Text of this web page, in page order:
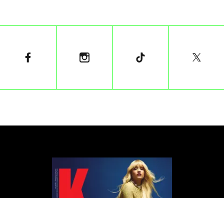
Paltrow, Baldwin... Coraz częściej również widzimy
na billboardach potomków i potomkinie ikon
wybiegów z lat 80. i 90.